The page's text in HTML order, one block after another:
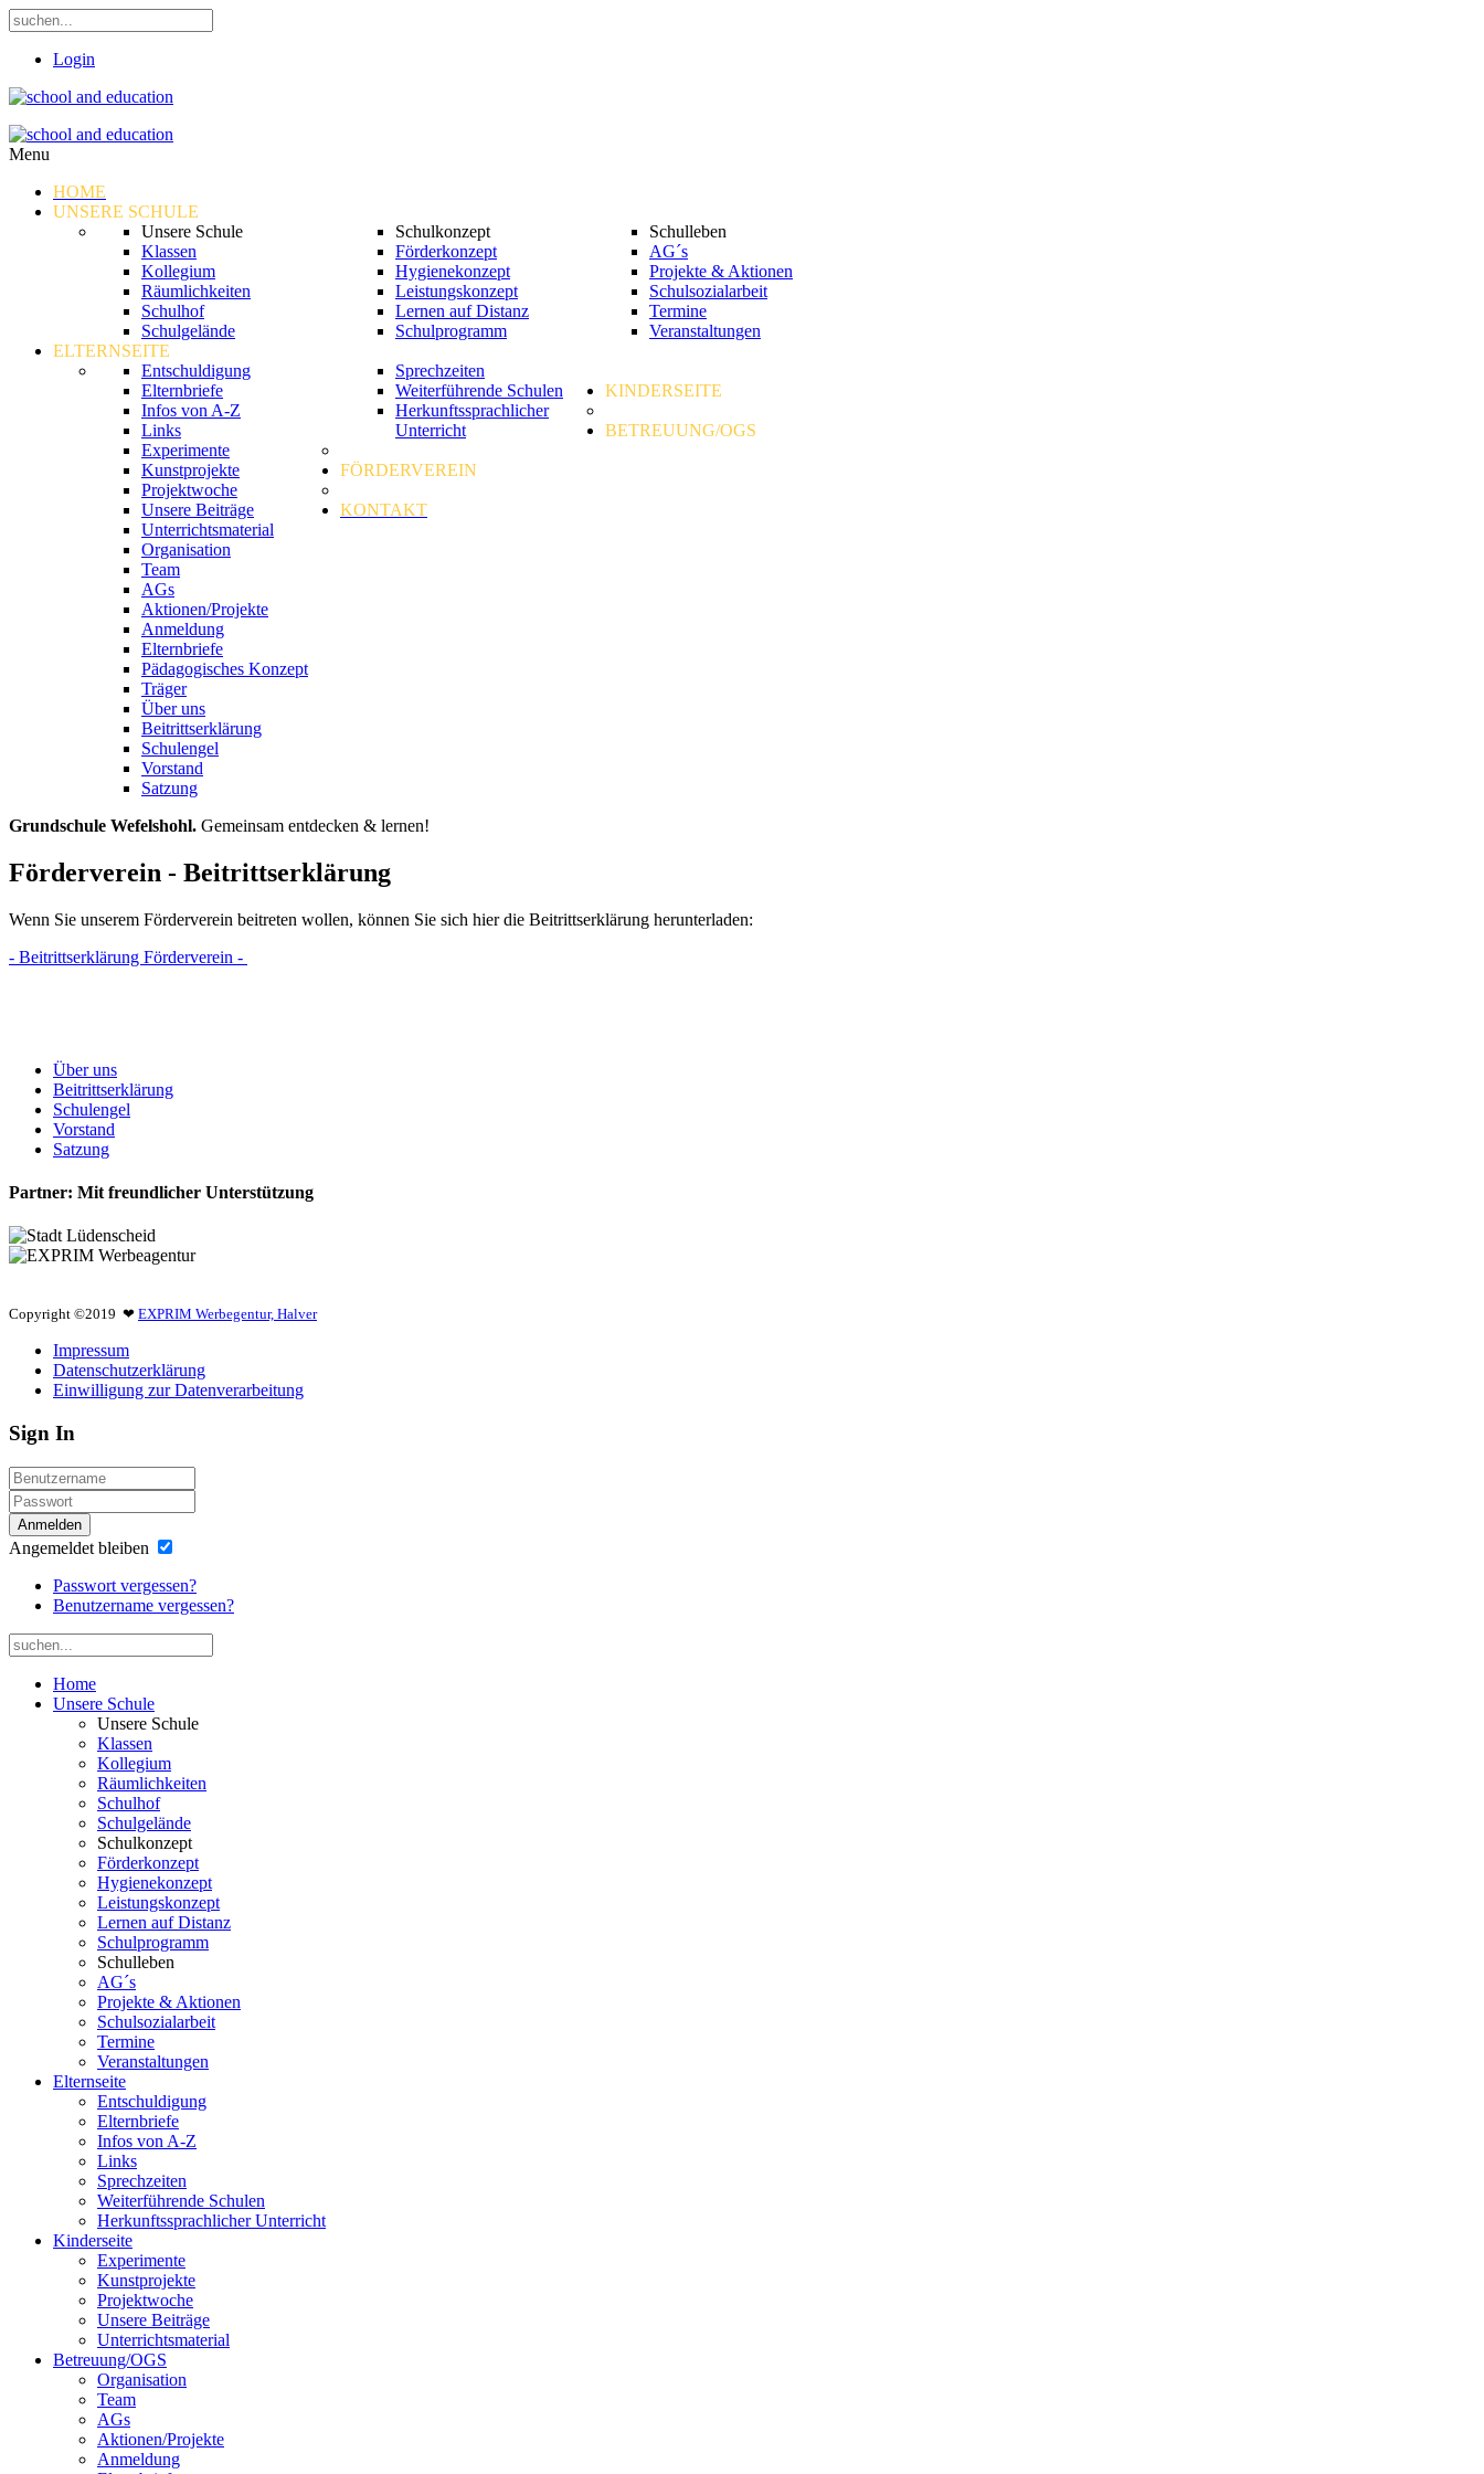
Login
Menu
HOME
UNSERE SCHULE
Unsere Schule
Klassen
Kollegium
Räumlichkeiten
Schulhof
Schulgelände
Schulkonzept
Förderkonzept
Hygienekonzept
Leistungskonzept
Lernen auf Distanz
Schulprogramm
Schulleben
AG´s
Projekte & Aktionen
Schulsozialarbeit
Termine
Veranstaltungen
ELTERNSEITE
Entschuldigung
Elternbriefe
Infos von A-Z
Links
Sprechzeiten
Weiterführende Schulen
Herkunftssprachlicher
Unterricht
KINDERSEITE
Experimente
Kunstprojekte
Projektwoche
Unsere Beiträge
Unterrichtsmaterial
BETREUUNG/OGS
Organisation
Team
AGs
Aktionen/Projekte
Anmeldung
Elternbriefe
Pädagogisches Konzept
Träger
FÖRDERVEREIN
Über uns
Beitrittserklärung
Schulengel
Vorstand
Satzung
KONTAKT
Grundschule Wefelshohl. Gemeinsam entdecken & lernen!
Förderverein - Beitrittserklärung
Wenn Sie unserem Förderverein beitreten wollen, können Sie sich hier die Beitrittserklärung herunterladen:
- Beitrittserklärung Förderverein -
Über uns
Beitrittserklärung
Schulengel
Vorstand
Satzung
Partner: Mit freundlicher Unterstützung
Copyright ©2019 ❤ EXPRIM Werbegentur, Halver
Impressum
Datenschutzerklärung
Einwilligung zur Datenverarbeitung
Sign In
Anmelden
Angemeldet bleiben
Passwort vergessen?
Benutzername vergessen?
Home
Unsere Schule
Unsere Schule
Klassen
Kollegium
Räumlichkeiten
Schulhof
Schulgelände
Schulkonzept
Förderkonzept
Hygienekonzept
Leistungskonzept
Lernen auf Distanz
Schulprogramm
Schulleben
AG´s
Projekte & Aktionen
Schulsozialarbeit
Termine
Veranstaltungen
Elternseite
Entschuldigung
Elternbriefe
Infos von A-Z
Links
Sprechzeiten
Weiterführende Schulen
Herkunftssprachlicher Unterricht
Kinderseite
Experimente
Kunstprojekte
Projektwoche
Unsere Beiträge
Unterrichtsmaterial
Betreuung/OGS
Organisation
Team
AGs
Aktionen/Projekte
Anmeldung